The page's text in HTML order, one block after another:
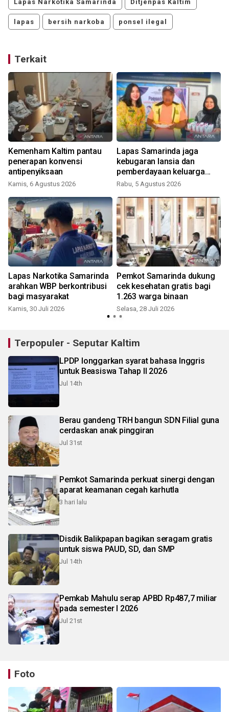
Lapas Narkotika Samarinda Ditjenpas Kaltim
lapas bersih narkoba ponsel ilegal
Terkait
Kemenham Kaltim pantau
penerapan konvensi
antipenyiksaan
Kamis, 6 Agustus 2026
Lapas Samarinda jaga
kebugaran lansia dan
pemberdayaan keluarga
WBP
Rabu, 5 Agustus 2026
Lapas Narkotika Samarinda
arahkan WBP berkontribusi
bagi masyarakat
Kamis, 30 Juli 2026
Pemkot Samarinda dukung
cek kesehatan gratis bagi
1.263 warga binaan
Selasa, 28 Juli 2026
Terpopuler - Seputar Kaltim
LPDP longgarkan syarat bahasa Inggris
untuk Beasiswa Tahap II 2026
Jul 14th
Berau gandeng TRH bangun SDN Filial guna
cerdaskan anak pinggiran
Jul 31st
Pemkot Samarinda perkuat sinergi dengan
aparat keamanan cegah karhutla
3 hari lalu
Disdik Balikpapan bagikan seragam gratis
untuk siswa PAUD, SD, dan SMP
Jul 14th
Pemkab Mahulu serap APBD Rp487,7 miliar
pada semester I 2026
Jul 21st
Foto